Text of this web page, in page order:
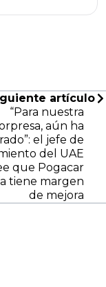
artículo
“Para nuestra
aún ha
el jefe de
del UAE
que Pogacar
tiene margen
de mejora